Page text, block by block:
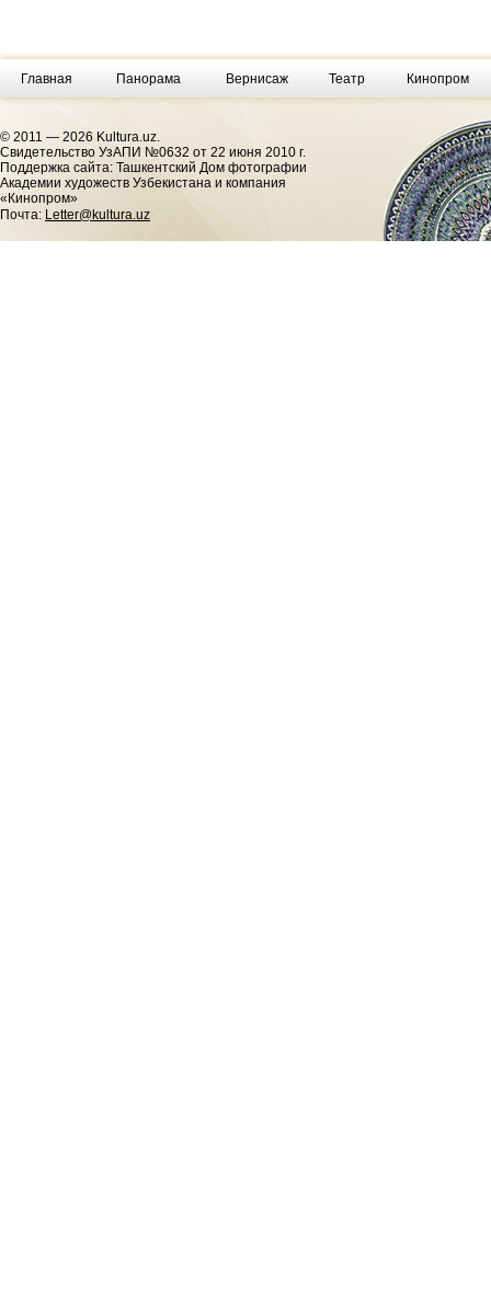
Главная Панорама Вернисаж Театр Кинопром
© 2011 — 2026 Kultura.uz.
Cвидетельство УзАПИ №0632 от 22 июня 2010 г.
Поддержка сайта: Ташкентский Дом фотографии
Академии художеств Узбекистана и компания
«Кинопром»
Почта: Letter@kultura.uz